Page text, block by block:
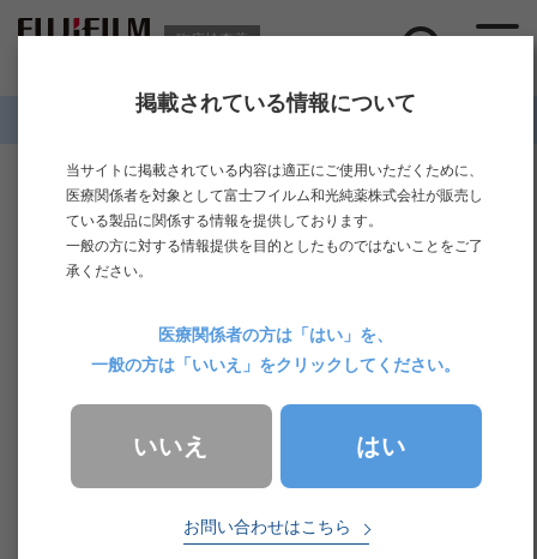
臨床検査薬
全自動輸血検査装置
全自動輸血検査装置 Erytra Eflexis
Erytra Eflexis
掲載されている情報について
当サイトに掲載されている内容は適正にご使用いただくために、
医療関係者を対象として富士フイルム和光純薬株式会社が販売し
ている製品に関係する情報を提供しております。
一般の方に対する情報提供を目的としたものではないことをご了
承ください。
医療関係者の方は「はい」を、
一般の方は「いいえ」をクリックしてください。
はい
いいえ
お問い合わせはこちら